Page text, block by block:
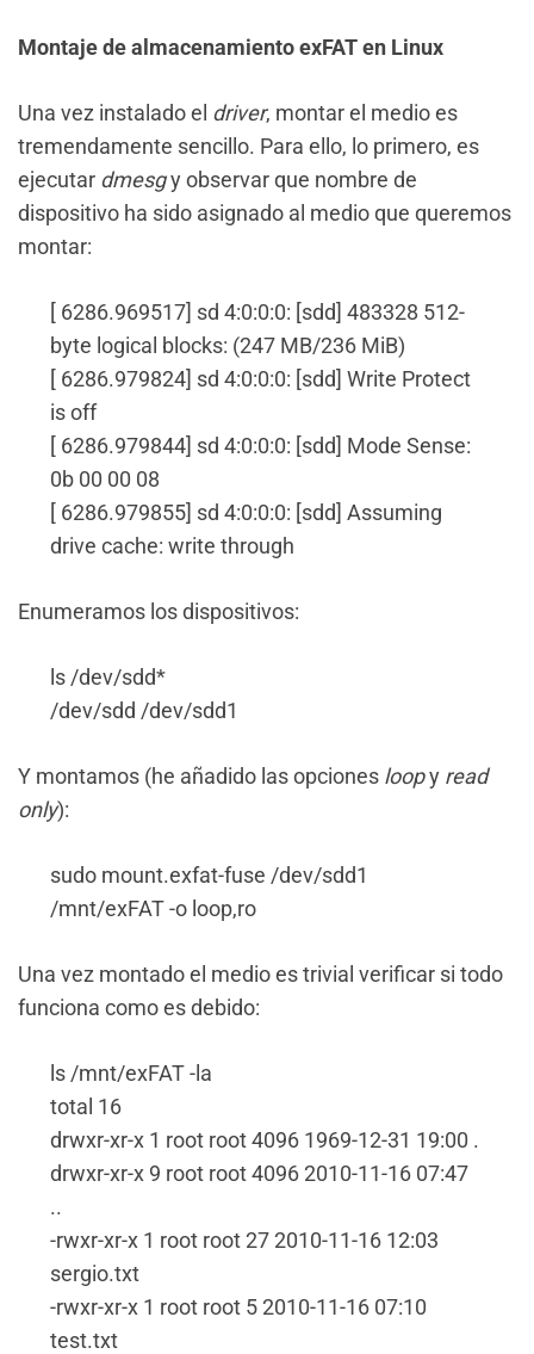
Montaje de almacenamiento exFAT en Linux
Una vez instalado el driver, montar el medio es
tremendamente sencillo. Para ello, lo primero, es
ejecutar dmesgy observar que nombre de
dispositivo ha sido asignado al medio que queremos
montar:
[ 6286.969517] sd 4:0:0:0: [sdd] 483328 512-
byte logical blocks: (247 MB/236 MiB)
[ 6286.979824] sd 4:0:0:0: [sdd] Write Protect
is off
[ 6286.979844] sd 4:0:0:0: [sdd] Mode Sense:
0b 00 00 08
[ 6286.979855] sd 4:0:0:0: [sdd] Assuming
drive cache: write through
Enumeramos los dispositivos:
ls /dev/sdd*
/dev/sdd /dev/sdd1
Y montamos (he añadido las opciones loopy read
only):
sudo mount.exfat-fuse /dev/sdd1
/mnt/exFAT -o loop,ro
Una vez montado el medio es trivial verificar si todo
funciona como es debido:
ls /mnt/exFAT -la
total 16
drwxr-xr-x 1 root root 4096 1969-12-31 19:00 .
drwxr-xr-x 9 root root 4096 2010-11-16 07:47
..
-rwxr-xr-x 1 root root 27 2010-11-16 12:03
sergio.txt
-rwxr-xr-x 1 root root 5 2010-11-16 07:10
test.txt